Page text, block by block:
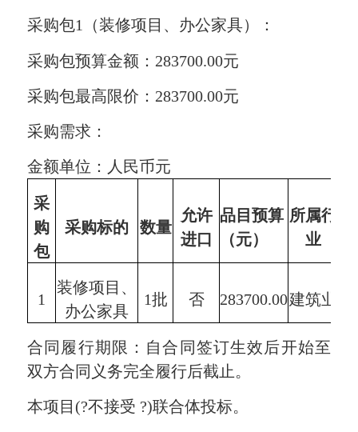
采购包1（装修项目、办公家具）：
采购包预算金额：283700.00元
采购包最高限价：283700.00元
采购需求：
金额单位：人民币元
采
购
包
采购标的 数量
允许
进口
品目预算
（元）
所属行
业
1
装修项目、
办公家具
1批 否 283700.00建筑业
合同履行期限：自合同签订生效后开始至
双方合同义务完全履行后截止。
本项目(?不接受 ?)联合体投标。